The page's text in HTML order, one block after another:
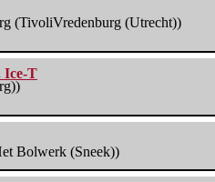
(TivoliVredenburg (Utrecht))
Ice-T
Bolwerk (Sneek))